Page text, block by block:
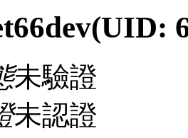
(UID:
未驗證
未認證